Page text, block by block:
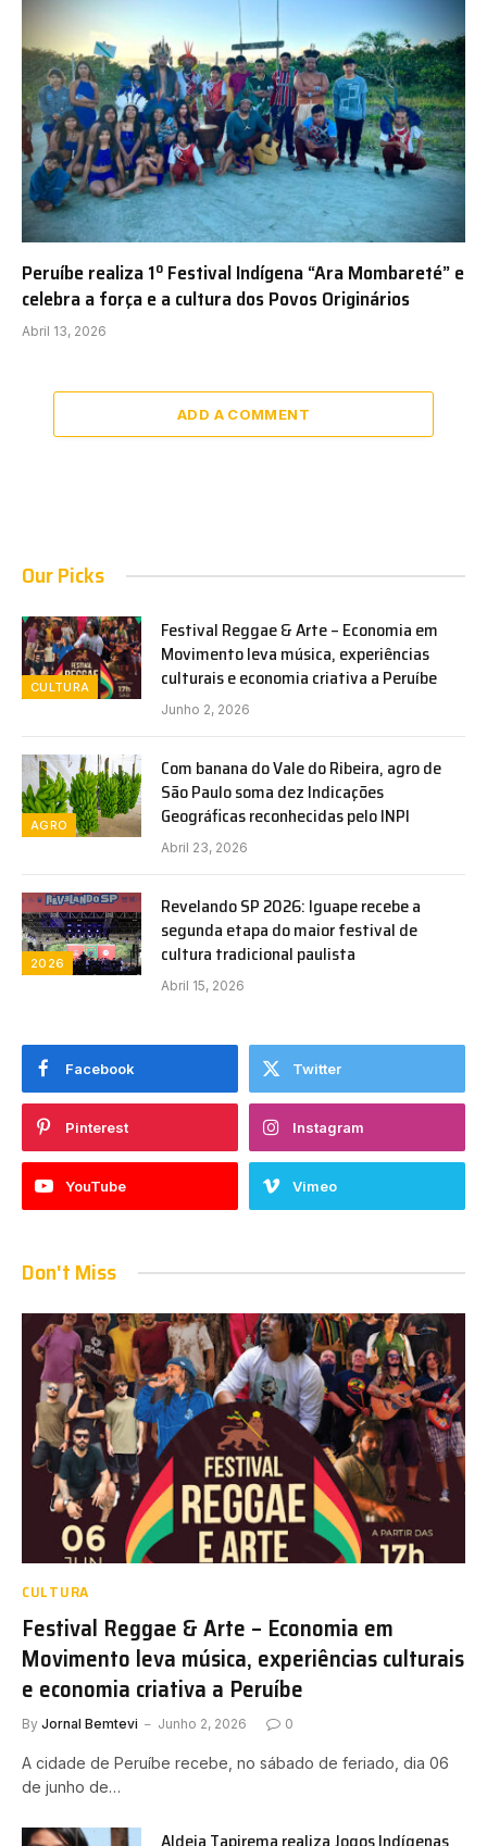
Peruíbe realiza 1º Festival Indígena “Ara Mombareté” e
celebra a força e a cultura dos Povos Originários
Abril 13, 2026
ADD A COMMENT
Our Picks
CULTURA
Festival Reggae & Arte – Economia em
Movimento leva música, experiências
culturais e economia criativa a Peruíbe
Junho 2, 2026
AGRO
Com banana do Vale do Ribeira, agro de
São Paulo soma dez Indicações
Geográficas reconhecidas pelo INPI
Abril 23, 2026
2026
Revelando SP 2026: Iguape recebe a
segunda etapa do maior festival de
cultura tradicional paulista
Abril 15, 2026
Facebook Twitter
Pinterest Instagram
YouTube Vimeo
Don't Miss
CULTURA
Festival Reggae & Arte – Economia em
Movimento leva música, experiências culturais
e economia criativa a Peruíbe
By Jornal Bemtevi Junho 2, 2026 0
A cidade de Peruíbe recebe, no sábado de feriado, dia 06
de junho de…